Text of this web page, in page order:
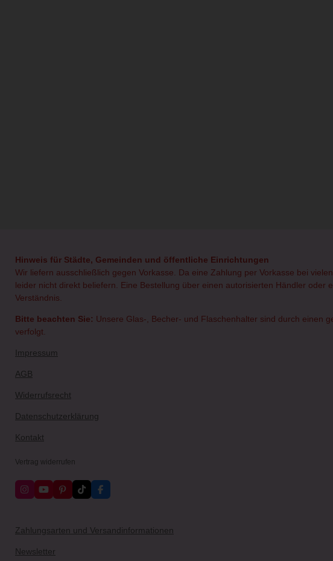
Hinweis für Städte, Gemeinden und öffentliche Einrichtungen
Wir liefern ausschließlich gegen Vorkasse. Da eine Zahlung per Vorkasse bei
leider nicht direkt beliefern. Eine Bestellung über einen autorisierten Händler
Verständnis.
Bitte beachten Sie: Unsere Glas-, Becher- und Flaschenhalter sind durch einen
verfolgt.
Impressum
AGB
Widerrufsrecht
Datenschutzerklärung
Kontakt
Vertrag widerrufen
I
n
a
g
a
Y
o
b
P
i
r
T
i
k
F
a
o
Zahlungsarten und Versandinformationen
Newsletter